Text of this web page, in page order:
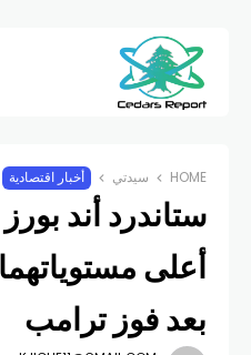
HOME سيدتي أخبار اقتصادية
ستاندرد أند
أعلى
بعد فوز ترامب